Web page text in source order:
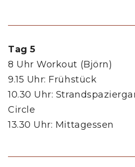
Tag 5
8 Uhr Workout (Björn)
9.15 Uhr: Frühstück
10.30 Uhr:
Circle
13.30 Uhr: Mittagessen